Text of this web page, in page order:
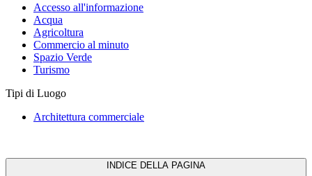
Accesso all'informazione
Acqua
Agricoltura
Commercio al minuto
Spazio Verde
Turismo
Tipi di Luogo
Architettura commerciale
INDICE DELLA PAGINA